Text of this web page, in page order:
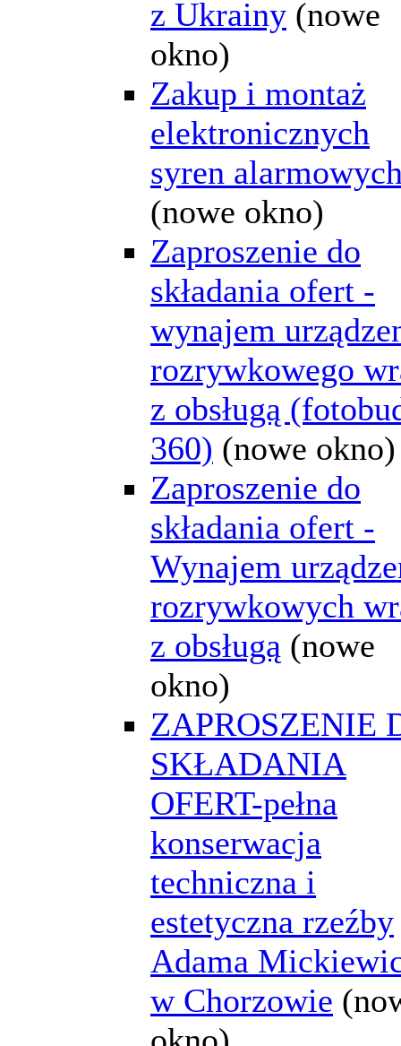
z Ukrainy (nowe
okno)
Zakup i montaż
elektronicznych
syren
(nowe okno)
Zaproszenie do
składania ofert -
wynajem
rozrywkowego
z obsługą
360) (nowe okno)
Zaproszenie do
składania ofert -
Wynajem
rozrywkowych
z obsługą (nowe
okno)
ZAPROSZENIE
SKŁADANIA
OFERT-pełna
konserwacja
techniczna i
estetyczna rzeźby
Adama
w Chorzowie